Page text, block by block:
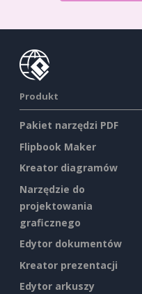
Produkt
Pakiet narzędzi PDF
Flipbook Maker
Kreator diagramów
Narzędzie do
projektowania
graficznego
Edytor dokumentów
Kreator prezentacji
Edytor arkuszy